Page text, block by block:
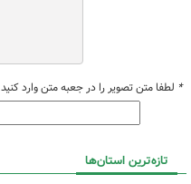
* لطفا متن تصویر را در جعبه متن وارد کنید
تازه‌ترین استان‌ها